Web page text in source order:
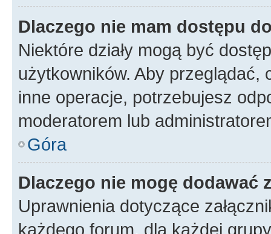
Dlaczego nie mam dostępu
Niektóre działy mogą być
użytkowników. Aby
inne operacje, potrzebujesz
moderatorem lub
Góra
Dlaczego nie mogę dodawać
Uprawnienia dotyczące
każdego forum, dla każdej